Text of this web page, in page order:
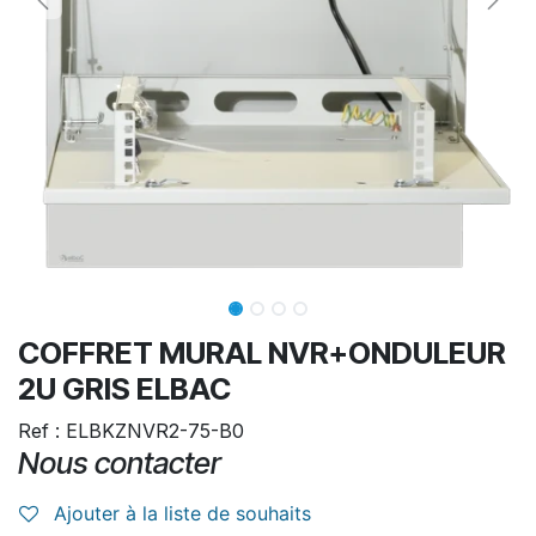
COFFRET MURAL NVR+ONDULEUR
2U GRIS ELBAC
Ref : ELBKZNVR2-75-B0
Nous contacter
Ajouter à la liste de souhaits